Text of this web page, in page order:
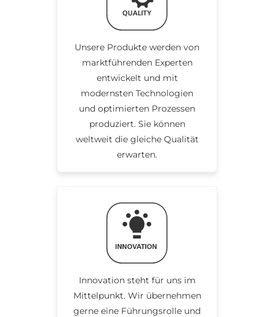
Unsere Produkte werden von
marktführenden Experten
entwickelt und mit
modernsten Technologien
und optimierten Prozessen
produziert. Sie können
weltweit die gleiche Qualität
erwarten.
Innovation steht für uns im
Mittelpunkt. Wir übernehmen
gerne eine Führungsrolle und